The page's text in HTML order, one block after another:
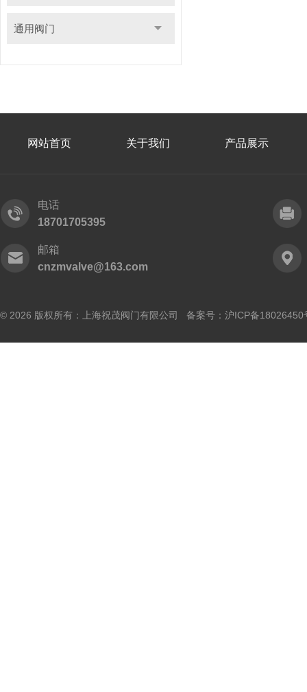
通用阀门
网站首页 关于我们 产品展示
电话
18701705395
邮箱
cnzmvalve@163.com
© 2026 版权所有：上海祝茂阀门有限公司 备案号： 沪ICP备18026450